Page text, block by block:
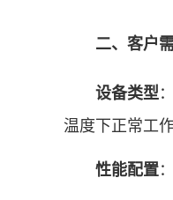
二、客户
设备类型
温度下正常工作
性能配置